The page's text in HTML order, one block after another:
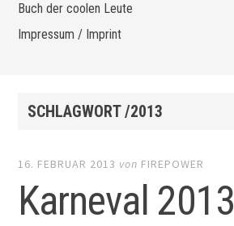
Buch der coolen Leute
Impressum / Imprint
SCHLAGWORT /2013
16. FEBRUAR 2013 von FIREPOWER
Karneval 2013